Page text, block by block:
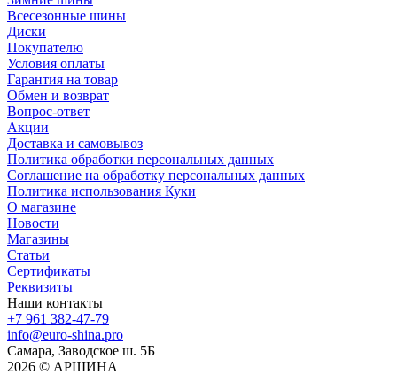
Всесезонные шины
Диски
Покупателю
Условия оплаты
Гарантия на товар
Обмен и возврат
Вопрос-ответ
Акции
Доставка и самовывоз
Политика обработки персональных данных
Соглашение на обработку персональных данных
Политика использования Куки
О магазине
Новости
Магазины
Статьи
Сертификаты
Реквизиты
Наши контакты
+7 961 382-47-79
info@euro-shina.pro
Самара, Заводское ш. 5Б
2026 © АРШИНА